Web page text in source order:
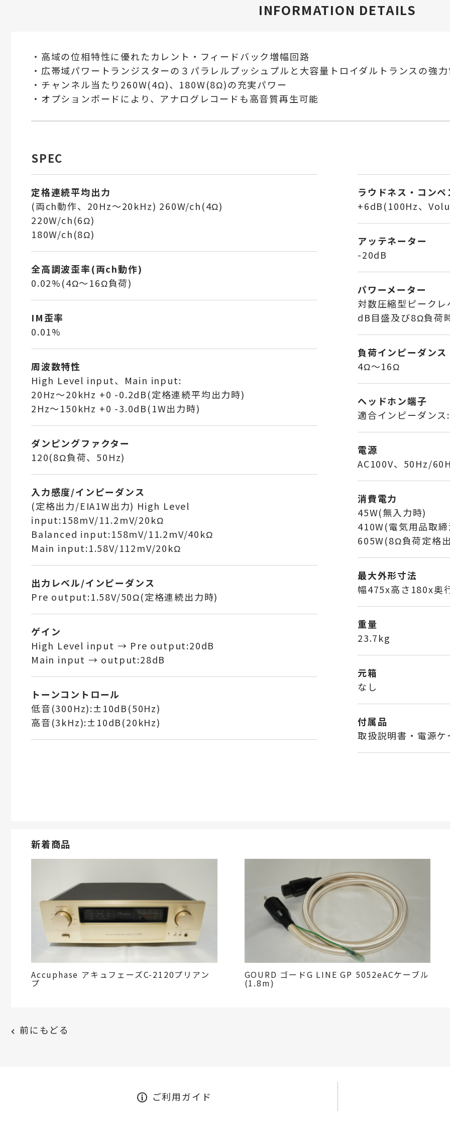
INFORMATION DETAILS
・高域の位相特性に優れたカレント・フィードバック増幅回路
・広帯域パワートランジスターの３パラレルプッシュプルと大容量トロイダルトランスの強力
・チャンネル当たり260W(4Ω)、180W(8Ω)の充実パワー
・オプションボードにより、アナログレコードも高音質再生可能
SPEC
定格連続平均出力
(両ch動作、20Hz～20kHz) 260W/ch(4Ω)
220W/ch(6Ω)
180W/ch(8Ω)
全高調波歪率(両ch動作)
0.02%(4Ω～16Ω負荷)
IM歪率
0.01%
周波数特性
High Level input、Main input:
20Hz～20kHz +0 -0.2dB(定格連続平均出力時)
2Hz～150kHz +0 -3.0dB(1W出力時)
ダンピングファクター
120(8Ω負荷、50Hz)
入力感度/インピーダンス
(定格出力/EIA1W出力) High Level
input:158mV/11.2mV/20kΩ
Balanced input:158mV/11.2mV/40kΩ
Main input:1.58V/112mV/20kΩ
出力レベル/インピーダンス
Pre output:1.58V/50Ω(定格連続出力時)
ゲイン
High Level input → Pre output:20dB
Main input → output:28dB
トーンコントロール
低音(300Hz):±10dB(50Hz)
高音(3kHz):±10dB(20kHz)
ラウドネス・コンペ
+6dB(100Hz、
アッテネーター
-20dB
パワーメーター
対数圧縮型ピークレ
dB目盛及び8Ω負荷
負荷インピーダンス
4Ω～16Ω
ヘッドホン端子
適合インピーダン
電源
AC100V、50Hz/
消費電力
45W(無入力時)
410W(電気用品取
605W(8Ω負荷定格
最大外形寸法
幅475x高さ180x奥
重量
23.7kg
元箱
なし
付属品
取扱説明書・電源
新着商品
Accuphase アキュフェーズC-2120プリアン
プ
GOURD ゴードG LINE GP 5052eACケーブル
(1.8m)
前にもどる
ご利用ガイド